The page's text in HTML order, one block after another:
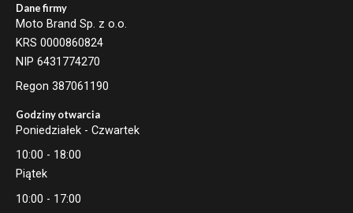
Dane firmy
Moto Brand Sp. z o.o.
KRS 0000860824
NIP 6431774270
Regon 387061190
Godziny otwarcia
Poniedziałek - Czwartek
10:00 - 18:00
Piątek
10:00 - 17:00